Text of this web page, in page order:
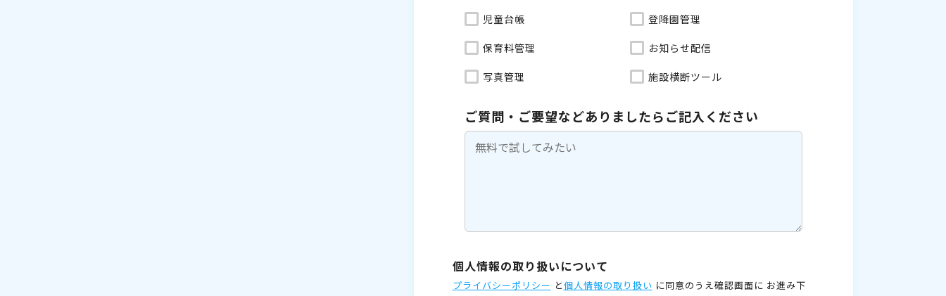
児童台帳 登降園管理
保育料管理 お知らせ配信
写真管理 施設横断ツール
ご質問・ご要望などありましたらご記入ください
個人情報の取り扱いについて
プライバシーポリシー と個人情報の取り扱い に同意のうえ確認画面に お進み下